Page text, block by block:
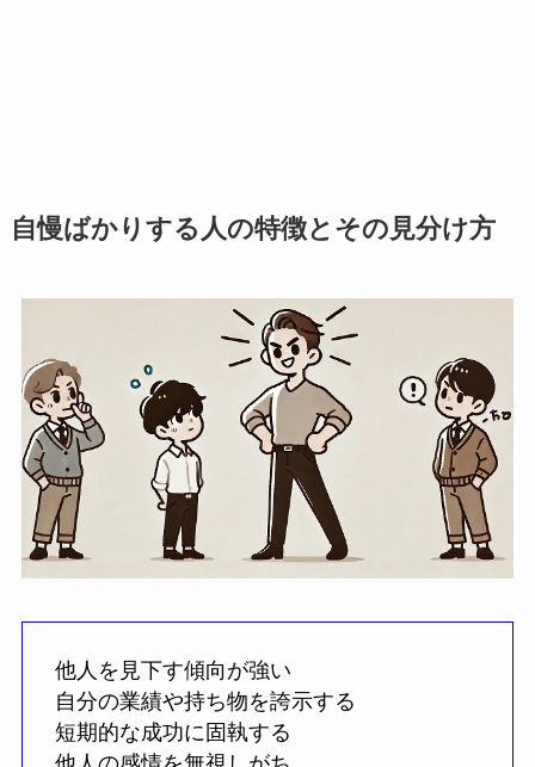
自慢ばかりする人の特徴とその見分け方
他人を見下す傾向が強い
自分の業績や持ち物を誇示する
短期的な成功に固執する